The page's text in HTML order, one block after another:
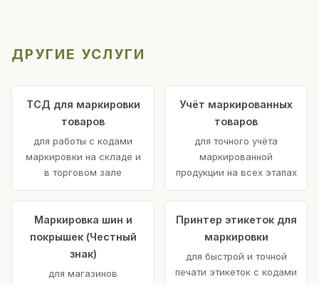
ДРУГИЕ УСЛУГИ
ТСД для маркировки
товаров
для работы с кодами
маркировки на складе и
в торговом зале
Учёт маркированных
товаров
для точного учёта
маркированной
продукции на всех этапах
Маркировка шин и
покрышек (Честный
знак)
для магазинов
Принтер этикеток для
маркировки
для быстрой и точной
печати этикеток с кодами